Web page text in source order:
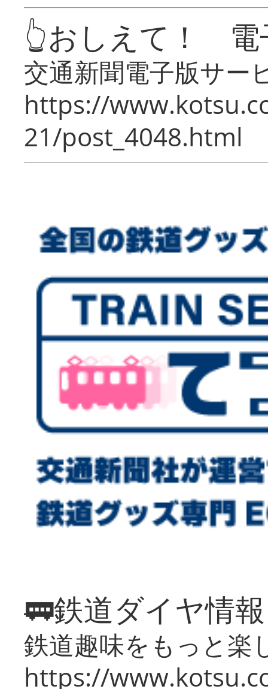
👆おしえて！ 電
交通新聞電子版サー
https://
21/post_4048.html
🚃鉄道ダイヤ情
鉄道趣味をもっと楽
https://